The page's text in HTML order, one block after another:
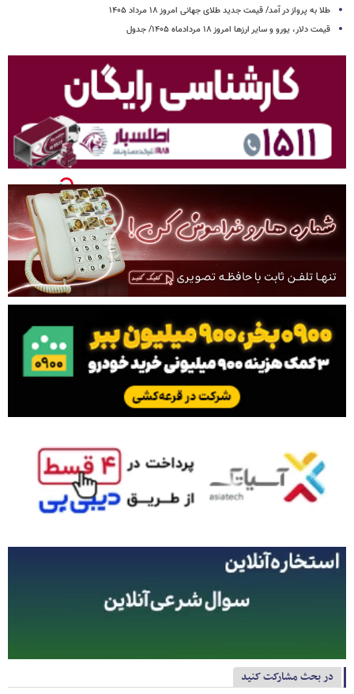
طلا به پرواز در آمد/ قیمت جدید طلای جهانی امروز ۱۸ مرداد ۱۴۰۵
قیمت دلار، یورو و سایر ارزها امروز ۱۸ مردادماه ۱۴۰۵/ جدول
در بحث مشارکت کنید